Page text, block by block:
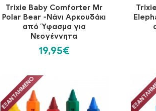
Trixie Baby Comforter Mr
Polar Bear -Νάνι Αρκουδάκι
από Ύφασμα για
Νεογέννητα
19,95€
ΕΞΑΝΤΛΗΜΈΝΟ